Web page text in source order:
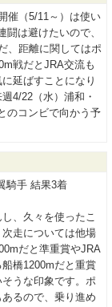
催（5/11～）は使い
は避けたいので、
、距離に関してはポ
戦だとJRA交流も
延ばすことになり
4/22（水）浦和・
のコンビで向かう予
騎手 結果3着
、久々を使ったこ
走については他場
だと準重賞やJRA
橋1200mだと重賞
うな印象です。ポ
るので、乗り進め